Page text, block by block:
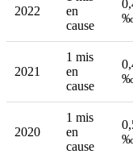
2022
en
cause
2021
1 mis
en
cause
2020
1 mis
en
cause